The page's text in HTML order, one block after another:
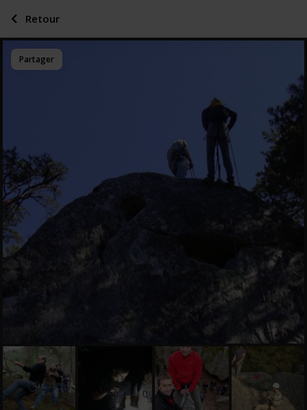
Partager
Retour